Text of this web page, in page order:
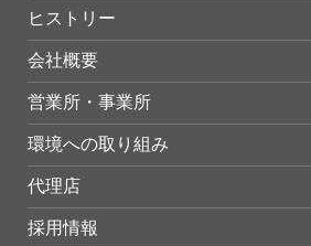
ヒストリー
会社概要
営業所・事業所
環境への取り組み
代理店
採用情報